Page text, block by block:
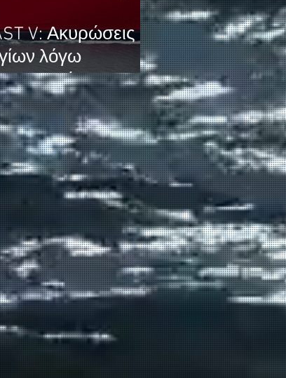
V: Ακυρώσεις
λόγω
Εργασιών